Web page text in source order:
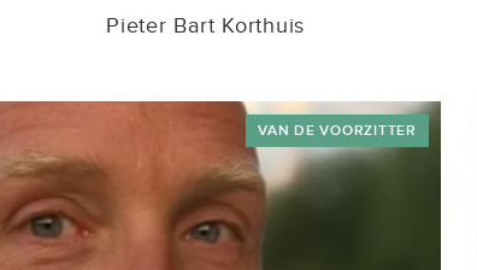
Pieter Bart Korthuis
VAN DE VOORZITTER